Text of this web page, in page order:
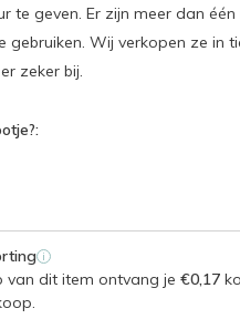
te geven. Er zijn meer dan
gebruiken. Wij verkopen ze in
zeker bij.
i
dit item ontvang je €0,17